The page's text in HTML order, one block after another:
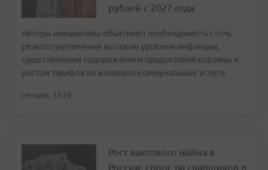
рублей с 2027 года
Авторы инициативы объясняют необходимость столь
резкого увеличения высоким уровнем инфляции,
существенным подорожанием продуктовой корзины и
ростом тарифов на жилищно-коммунальные услуги
сегодня, 13:26
Рост вахтового найма в
России: спрос на сварщиков в